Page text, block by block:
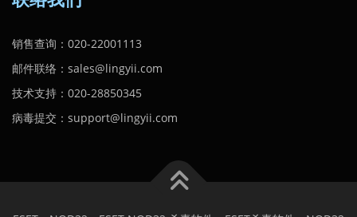
销售查询：020-22001113
邮件联络：sales@lingyii.com
技术支持：020-28850345
病毒提交：support@lingyii.com